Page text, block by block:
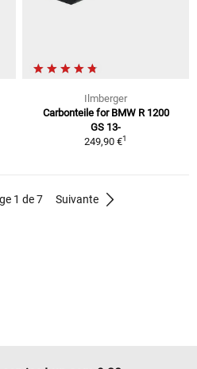
Ilmberger
Carbonteile for BMW R 1200
GS 13-
249,90 €1
1 de 7 Suivante